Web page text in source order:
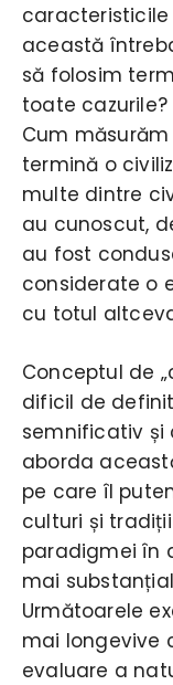
această
să folosim
toate
Cum
termină o
multe dintre
au cunoscut,
au fost
considerate o
cu totul
Conceptul de
dificil de
semnificativ și
aborda
pe care îl
culturi și
paradigmei în
mai
Următoarele
mai longevive
evaluare a